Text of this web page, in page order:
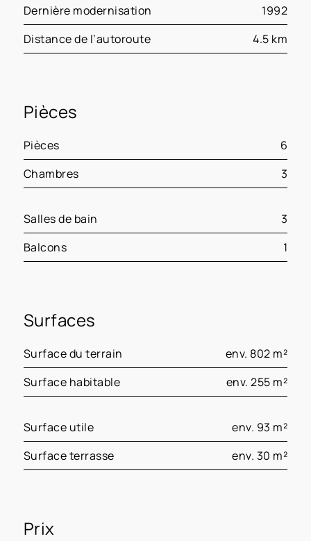
Dernière modernisation
1992
Distance de l’autoroute
4.5 km
Pièces
Pièces
6
Chambres
3
Salles de bain
3
Balcons
1
Surfaces
Surface du terrain
env. 802 m²
Surface habitable
env. 255 m²
Surface utile
env. 93 m²
Surface terrasse
env. 30 m²
Prix